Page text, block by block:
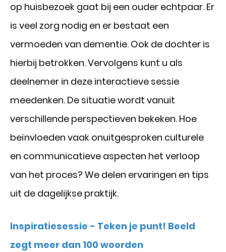
op huisbezoek gaat bij een ouder echtpaar. Er
is veel zorg nodig en er bestaat een
vermoeden van dementie. Ook de dochter is
hierbij betrokken. Vervolgens kunt u als
deelnemer in deze interactieve sessie
meedenken. De situatie wordt vanuit
verschillende perspectieven bekeken. Hoe
beïnvloeden vaak onuitgesproken culturele
en communicatieve aspecten het verloop
van het proces? We delen ervaringen en tips
uit de dagelijkse praktijk.
Inspiratiesessie - Teken je punt! Beeld
zegt meer dan 100 woorden